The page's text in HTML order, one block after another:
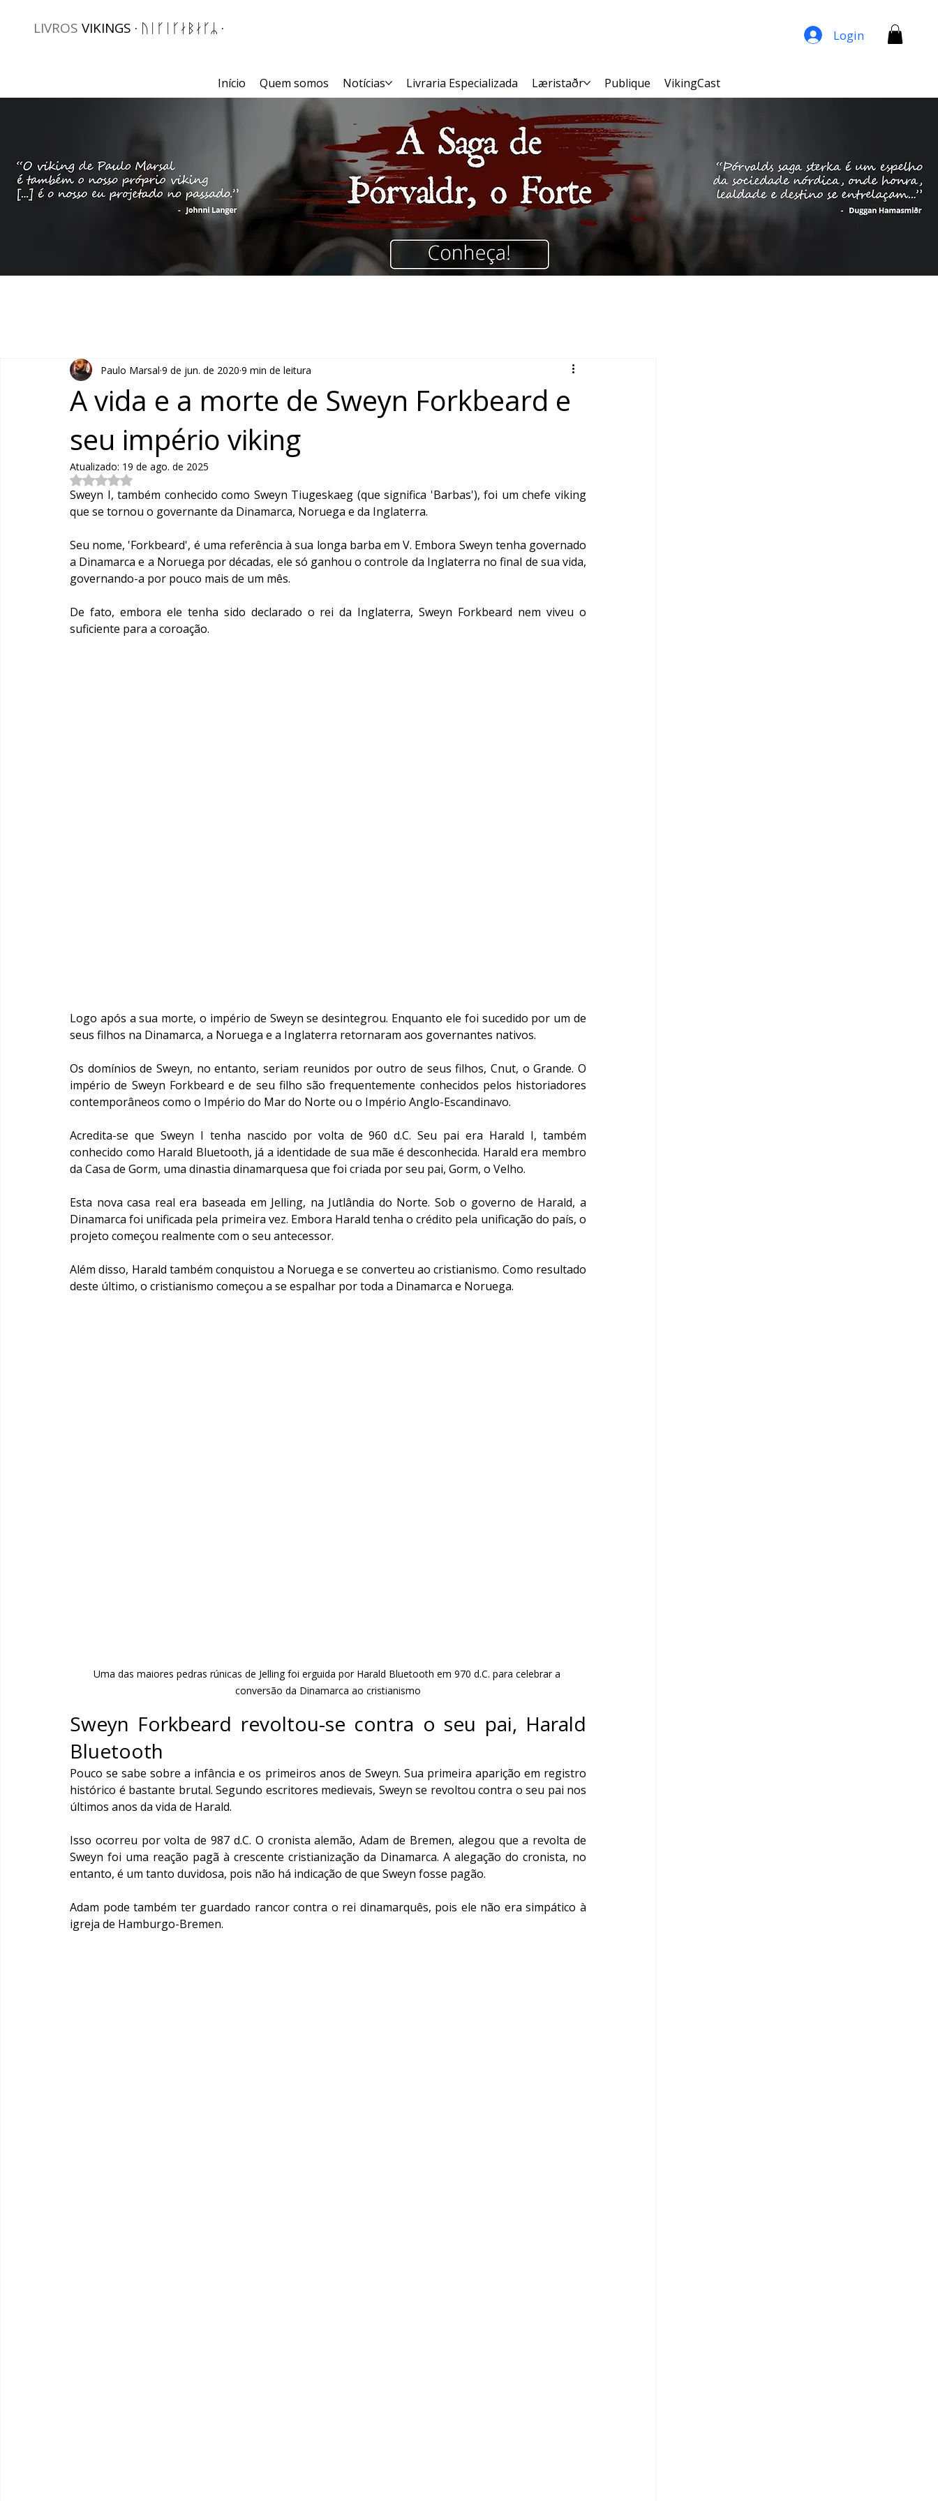
Início Quem somos Notícias Livraria Especializada Læristaðr Publique VikingCast
LIVROS VIKINGS · ᚢᛁᚴᛁᚴᛅᛒᛅᚴᛦ · Login
A vida e a morte de Sweyn Forkbeard e
seu império viking
Paulo Marsal 9 de jun. de 2020 9 min de leitura
Atualizado: 19 de ago. de 2025
Avaliado com NaN de 5 estrelas.
Sweyn I, também conhecido como Sweyn Tiugeskaeg (que significa 'Barbas'), foi um chefe viking
que se tornou o governante da Dinamarca, Noruega e da Inglaterra.
Seu nome, 'Forkbeard', é uma referência à sua longa barba em V. Embora Sweyn tenha governado
a Dinamarca e a Noruega por décadas, ele só ganhou o controle da Inglaterra no final de sua vida,
governando-a por pouco mais de um mês.
De fato, embora ele tenha sido declarado o rei da Inglaterra, Sweyn Forkbeard nem viveu o
suficiente para a coroação.
Logo após a sua morte, o império de Sweyn se desintegrou. Enquanto ele foi sucedido por um de
seus filhos na Dinamarca, a Noruega e a Inglaterra retornaram aos governantes nativos.
Os domínios de Sweyn, no entanto, seriam reunidos por outro de seus filhos, Cnut, o Grande. O
império de Sweyn Forkbeard e de seu filho são frequentemente conhecidos pelos historiadores
contemporâneos como o Império do Mar do Norte ou o Império Anglo-Escandinavo.
Acredita-se que Sweyn I tenha nascido por volta de 960 d.C. Seu pai era Harald I, também
conhecido como Harald Bluetooth, já a identidade de sua mãe é desconhecida. Harald era membro
da Casa de Gorm, uma dinastia dinamarquesa que foi criada por seu pai, Gorm, o Velho.
Esta nova casa real era baseada em Jelling, na Jutlândia do Norte. Sob o governo de Harald, a
Dinamarca foi unificada pela primeira vez. Embora Harald tenha o crédito pela unificação do país, o
projeto começou realmente com o seu antecessor.
Além disso, Harald também conquistou a Noruega e se converteu ao cristianismo. Como resultado
deste último, o cristianismo começou a se espalhar por toda a Dinamarca e Noruega.
Uma das maiores pedras rúnicas de Jelling foi erguida por Harald Bluetooth em 970 d.C. para celebrar a
conversão da Dinamarca ao cristianismo
Sweyn Forkbeard revoltou-se contra o seu pai, Harald
Bluetooth
Pouco se sabe sobre a infância e os primeiros anos de Sweyn. Sua primeira aparição em registro
histórico é bastante brutal. Segundo escritores medievais, Sweyn se revoltou contra o seu pai nos
últimos anos da vida de Harald.
Isso ocorreu por volta de 987 d.C. O cronista alemão, Adam de Bremen, alegou que a revolta de
Sweyn foi uma reação pagã à crescente cristianização da Dinamarca. A alegação do cronista, no
entanto, é um tanto duvidosa, pois não há indicação de que Sweyn fosse pagão.
Adam pode também ter guardado rancor contra o rei dinamarquês, pois ele não era simpático à
igreja de Hamburgo-Bremen.